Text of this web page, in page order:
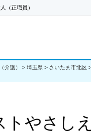
（正職員）
介護） > 埼玉県 > さいたま市北区 >
トやさし